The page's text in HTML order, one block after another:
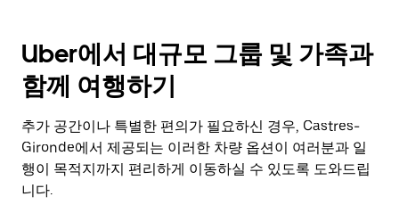
Uber에서 대규모 그룹 및 가족과
함께 여행하기
추가 공간이나 특별한 편의가 필요하신 경우, Castres-
Gironde에서 제공되는 이러한 차량 옵션이 여러분과 일
행이 목적지까지 편리하게 이동하실 수 있도록 도와드립
니다.